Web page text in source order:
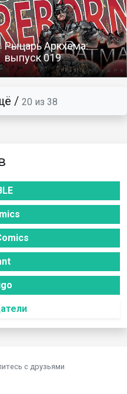
Рыцарь Аркхема:
выпуск 019
/ 20 из 38
c друзьями